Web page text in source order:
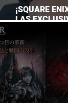
¡SQUARE
LAS